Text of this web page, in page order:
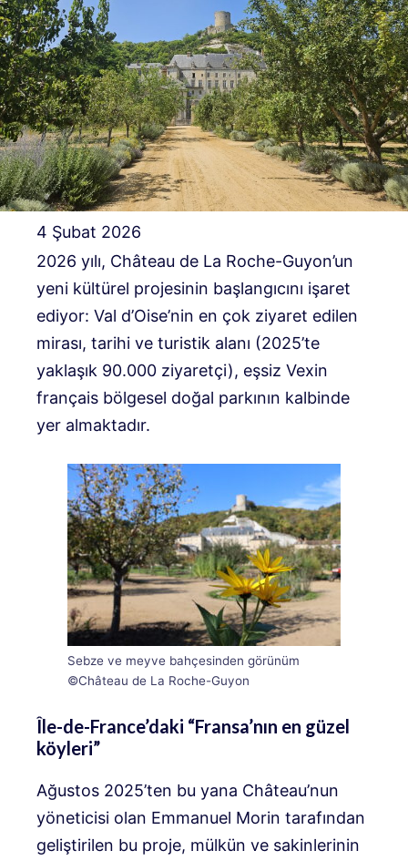
4 Şubat 2026
2026 yılı, Château de La Roche-Guyon’un
yeni kültürel projesinin başlangıcını işaret
ediyor: Val d’Oise’nin en çok ziyaret edilen
mirası, tarihi ve turistik alanı (2025’te
yaklaşık 90.000 ziyaretçi), eşsiz Vexin
français bölgesel doğal parkının kalbinde
yer almaktadır.
Sebze ve meyve bahçesinden görünüm
©Château de La Roche-Guyon
Île-de-France’daki “Fransa’nın en güzel
köyleri”
Ağustos 2025’ten bu yana Château’nun
yöneticisi olan Emmanuel Morin tarafından
geliştirilen bu proje, mülkün ve sakinlerinin